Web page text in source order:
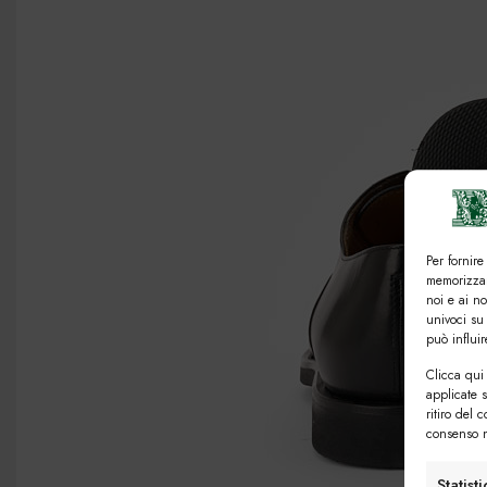
Per
noi e ai
univoci
può
Clicca qui
applicate
ritiro del
consenso